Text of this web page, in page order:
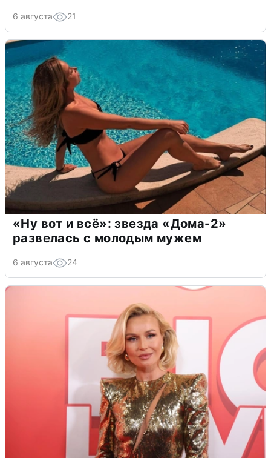
6 августа 21
«Ну вот и всё»: звезда «Дома-2»
развелась с молодым мужем
6 августа 24